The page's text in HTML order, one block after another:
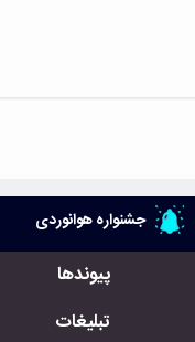
جشنواره هوانوردی
پیوندها
تبلیغات